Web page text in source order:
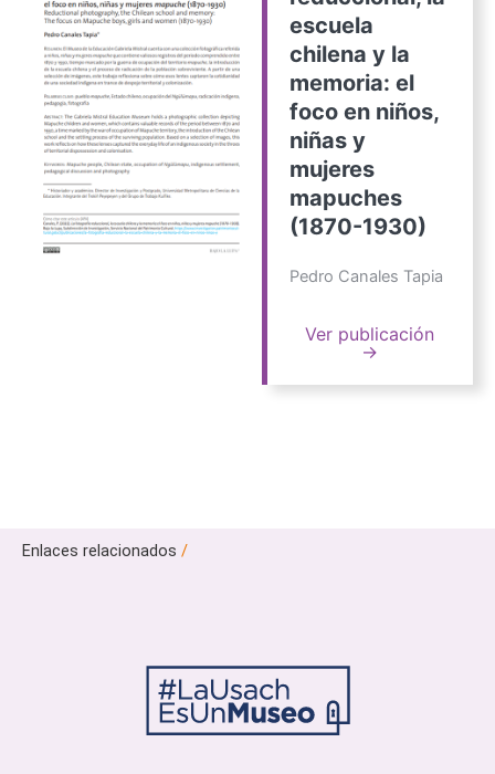
escuela
chilena y la
memoria: el
foco en niños,
niñas y
mujeres
mapuches
(1870-1930)
Pedro Canales Tapia
Ver publicación
→
Enlaces relacionados /